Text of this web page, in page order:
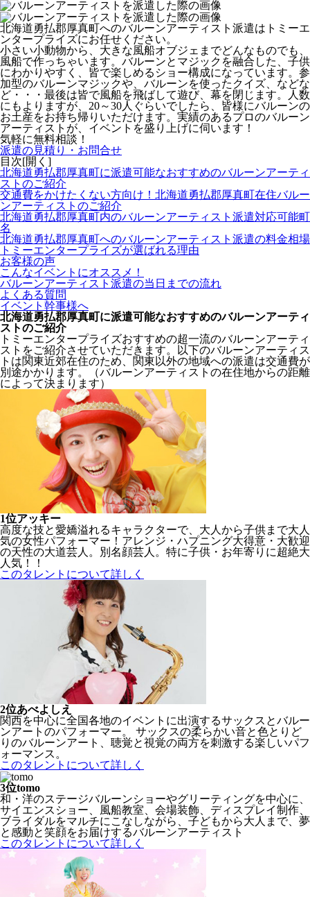
北海道勇払郡厚真町へのバルーンアーティスト派遣はトミーエ
ンタープライズにお任せください。
小さい小動物から、大きな風船オブジェまでどんなものでも、
風船で作っちゃいます。バルーンとマジックを融合した、子供
にわかりやすく、皆で楽しめるショー構成になっています。参
加型のバルーンマジックや、バルーンを使ったクイズ、などな
ど・・・最後は皆で風船を飛ばして遊び、幕を閉じます。人数
にもよりますが、20～30人ぐらいでしたら、皆様にバルーンの
お土産をお持ち帰りいただけます。 実績のあるプロのバルーン
アーティストが、イベントを盛り上げに伺います！
気軽に無料相談！
派遣の見積り・お問合せ
目次[開く ]
北海道勇払郡厚真町に派遣可能なおすすめのバルーンアーティ
ストのご紹介
交通費をかけたくない方向け！北海道勇払郡厚真町在住バルー
ンアーティストのご紹介
北海道勇払郡厚真町内のバルーンアーティスト派遣対応可能町
名
北海道勇払郡厚真町へのバルーンアーティスト派遣の料金相場
トミーエンタープライズが選ばれる理由
お客様の声
こんなイベントにオススメ！
バルーンアーティスト派遣の当日までの流れ
よくある質問
イベント幹事様へ
北海道勇払郡厚真町に派遣可能なおすすめのバルーンアーティ
ストのご紹介
トミーエンタープライズおすすめの超一流のバルーンアーティ
ストをご紹介させていただきます。以下のバルーンアーティス
トは関東近郊在住のため、関東以外の地域への派遣は交通費が
別途かかります。（バルーンアーティストの在住地からの距離
によって決まります）
1位アッキー
高度な技と愛嬌溢れるキャラクターで、大人から子供まで大人
気の女性パフォーマー！アレンジ・ハプニング大得意・大歓迎
の天性の大道芸人。別名顔芸人。特に子供・お年寄りに超絶大
人気！！
このタレントについて詳しく
2位あべよしえ
関西を中心に全国各地のイベントに出演するサックスとバルー
ンアートのパフォーマー。 サックスの柔らかい音と色とりど
りのバルーンアート、聴覚と視覚の両方を刺激する楽しいパフ
ォーマンス。
このタレントについて詳しく
3位tomo
和・洋のステージバルーンショーやグリーティングを中心に、
サイエンスショー、風船教室、会場装飾、ディスプレイ制作、
ブライダルをマルチにこなしながら、子どもから大人まで、夢
と感動と笑顔をお届けするバルーンアーティスト
このタレントについて詳しく